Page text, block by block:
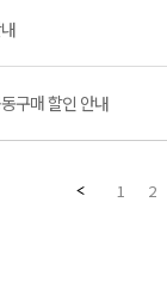
구매 할인 안내
1 2